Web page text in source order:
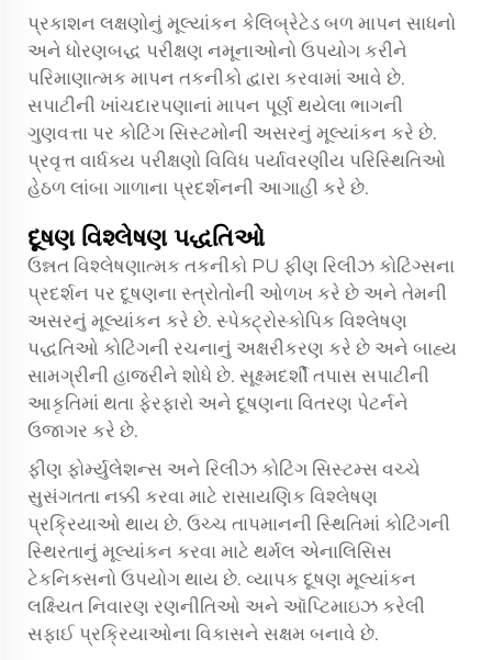
પ્રકાશન લક્ષણોનું મૂલ્યાંકન કેલિબ્રેટેડ બળ માપન સાધનો
અને ધોરણબદ્ધ પરીક્ષણ નમૂનાઓનો ઉપયોગ કરીને
પરિમાણાત્મક માપન તકનીકો દ્વારા કરવામાં આવે છે.
સપાટીની ખાંચદારપણાનાં માપન પૂર્ણ થયેલા ભાગની
ગુણવત્તા પર કોટિંગ સિસ્ટમોની અસરનું મૂલ્યાંકન કરે છે.
પ્રવૃત્ત વાર્ધક્ય પરીક્ષણો વિવિધ પર્યાવરણીય પરિસ્થિતિઓ
હેઠળ લાંબા ગાળાના પ્રદર્શનની આગાહી કરે છે.
દૂષણ વિશ્લેષણ પદ્ધતિઓ
ઉન્નત વિશ્લેષણાત્મક તકનીકો PU ફીણ રિલીઝ કોટિંગ્સના
પ્રદર્શન પર દૂષણના સ્ત્રોતોની ઓળખ કરે છે અને તેમની
અસરનું મૂલ્યાંકન કરે છે. સ્પેક્ટ્રોસ્કોપિક વિશ્લેષણ
પદ્ધતિઓ કોટિંગની રચનાનું અક્ષરીકરણ કરે છે અને બાહ્ય
સામગ્રીની હાજરીને શોધે છે. સૂક્ષ્મદર્શી તપાસ સપાટીની
આકૃતિમાં થતા ફેરફારો અને દૂષણના વિતરણ પેટર્નને
ઉજાગર કરે છે.
ફીણ ફોર્મ્યુલેશન્સ અને રિલીઝ કોટિંગ સિસ્ટમ્સ વચ્ચે
સુસંગતતા નક્કી કરવા માટે રાસાયણિક વિશ્લેષણ
પ્રક્રિયાઓ થાય છે. ઉચ્ચ તાપમાનની સ્થિતિમાં કોટિંગની
સ્થિરતાનું મૂલ્યાંકન કરવા માટે થર્મલ એનાલિસિસ
ટેકનિક્સનો ઉપયોગ થાય છે. વ્યાપક દૂષણ મૂલ્યાંકન
લક્ષ્યિત નિવારણ રણનીતિઓ અને ઑપ્ટિમાઇઝ કરેલી
સફાઈ પ્રક્રિયાઓના વિકાસને સક્ષમ બનાવે છે.